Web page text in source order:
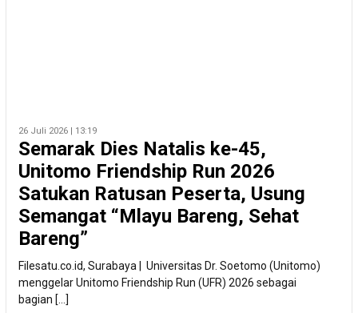
26 Juli 2026 | 13:19
Semarak Dies Natalis ke-45,
Unitomo Friendship Run 2026
Satukan Ratusan Peserta, Usung
Semangat “Mlayu Bareng, Sehat
Bareng”
Filesatu.co.id, Surabaya | Universitas Dr. Soetomo (Unitomo)
menggelar Unitomo Friendship Run (UFR) 2026 sebagai
bagian […]